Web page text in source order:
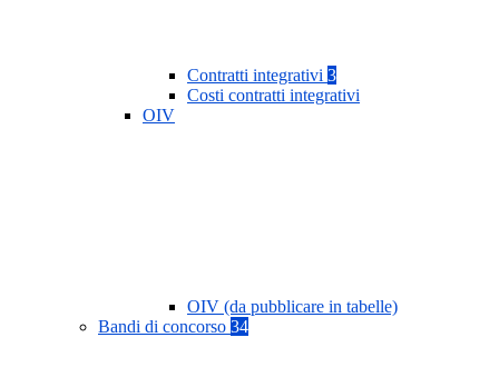
Contratti integrativi 3
Costi contratti integrativi
OIV
OIV (da pubblicare in tabelle)
Bandi di concorso 34